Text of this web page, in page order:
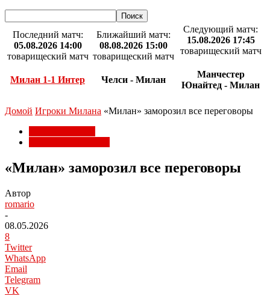
Последний матч:
05.08.2026 14:00
товарищеский матч
Милан 1-1 Интер
Ближайший матч:
08.08.2026 15:00
товарищеский матч
Челси - Милан
Следующий матч:
15.08.2026 17:45
товарищеский матч
Манчестер
Юнайтед - Милан
Домой Игроки Милана «Милан» заморозил все переговоры
«Милан» заморозил все переговоры
Автор
romario
-
08.05.2026
8
Twitter
WhatsApp
Email
Telegram
VK